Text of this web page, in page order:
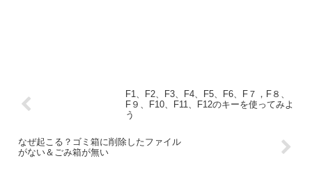
F1、F2、F3、F4、F5、F6、F７，F８、
F９、F10、F11、F12のキーを使ってみよ
う
なぜ起こる？ゴミ箱に削除したファイル
がない＆ごみ箱が無い